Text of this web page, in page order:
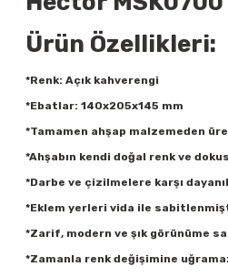
Ürün Özellikleri:
*Renk: Açık kahverengi
*Ebatlar: 140x205x145 mm
*Tamamen ahşap malzemeden
*Ahşabın kendi doğal renk ve
*Darbe ve çizilmelere karşı
*Eklem yerleri vida ile
*Zarif, modern ve şık görünüme
*Zamanla renk değişimine